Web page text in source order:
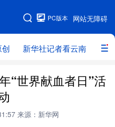
网站无障碍
PC版本
创 新华社记者看云南 政务
地图
要闻 本网原创
务
导报道集
“世界献血者日”活
来源：新华网